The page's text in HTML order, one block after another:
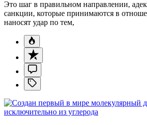
Это шаг в правильном направлении,
санкции, которые принимаются в
наносят удар по тем,